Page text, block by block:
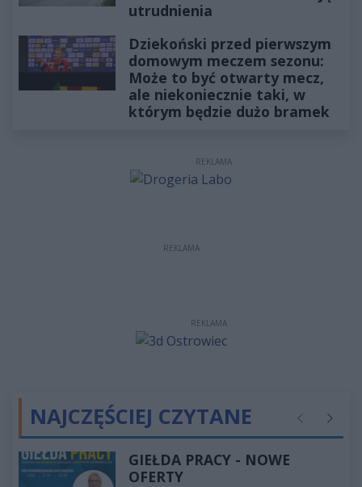
utrudnienia
Dziekoński przed pierwszym
domowym meczem sezonu:
Może to być otwarty mecz,
ale niekoniecznie taki, w
którym będzie dużo bramek
REKLAMA
REKLAMA
REKLAMA
NAJCZĘŚCIEJ CZYTANE Poprzednie
GIEŁDA PRACY - NOWE
OFERTY